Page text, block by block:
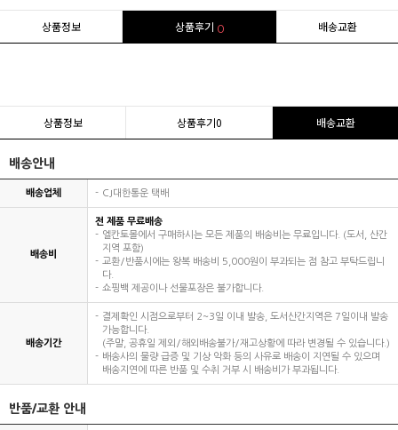
상품정보 상품후기 0 배송교환
상품정보 상품후기0 배송교환
배송안내
배송업체 CJ대한통운 택배
배송비
전 제품 무료배송
엘칸토몰에서 구매하시는 모든 제품의 배송비는 무료입니다. (도서, 산간
지역 포함)
교환/반품시에는 왕복 배송비 5,000원이 부과되는 점 참고 부탁드립니
다.
쇼핑백 제공이나 선물포장은 불가합니다.
배송기간
결제확인 시점으로부터 2~3일 이내 발송, 도서산간지역은 7일이내 발송
가능합니다.
(주말, 공휴일 제외/해외배송불가/재고상황에 따라 변경될 수 있습니다.)
배송사의 물량 급증 및 기상 악화 등의 사유로 배송이 지연될 수 있으며
배송지연에 따른 반품 및 수취 거부 시 배송비가 부과됩니다.
반품/교환 안내